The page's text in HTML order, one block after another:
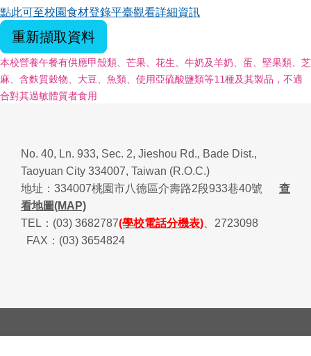
點此可至校園食材登錄平臺觀看詳細資訊
重新擷取資料
本校營養午餐有供應甲殼類、芒果、花生、牛奶及羊奶、蛋、堅果類、芝
麻、含麩質穀物、大豆、魚類、使用亞硫酸鹽類等11種及其製品，不適
合對其過敏體質者食用
No. 40, Ln. 933, Sec. 2, Jieshou Rd., Bade Dist.,
Taoyuan City 334007, Taiwan (R.O.C.)
地址： 334007桃園市八德區介壽路2段933巷40號
查
看地圖(MAP)
TEL ： (03) 3682787(學校電話分機表)、 2723098
FAX ： (03) 3654824